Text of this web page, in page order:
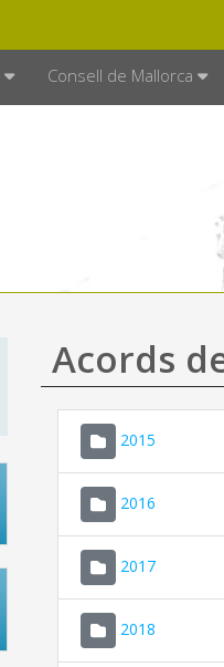
Consell de Mallorca
Acords
2015
2016
2017
2018